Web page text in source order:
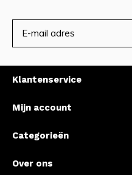
Klantenservice
Mijn account
Categorieën
Over ons